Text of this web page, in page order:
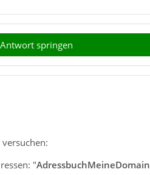
springen
"AdressbuchMeineDomain